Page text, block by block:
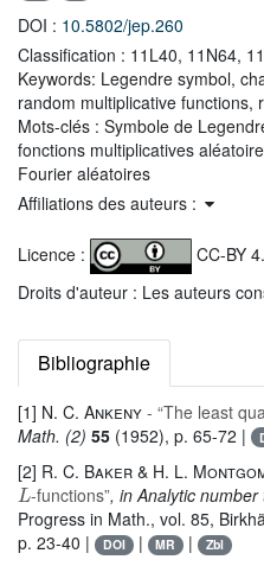
DOI : 10.5802/jep.260
Classification : 11L40, 11N64,
Keywords: Legendre symbol,
random multiplicative functions,
Mots-clés : Symbole de
fonctions multiplicatives
Fourier aléatoires
Affiliations des auteurs :
Licence :
CC-BY
Droits d'auteur : Les auteurs
Bibliographie
[1] N. C. Ankeny - “The least
Math. (2) 55 (1952), p. 65-72 |
[2] R. C. Baker & H. L.
L-functions”, in Analytic
Progress in Math., vol. 85,
p. 23-40 |
DOI | MR | Zbl